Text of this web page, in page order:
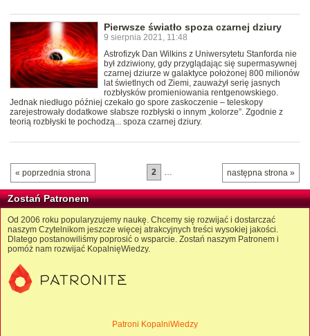
Pierwsze światło spoza czarnej dziury
9 sierpnia 2021, 11:48
Astrofizyk Dan Wilkins z Uniwersytetu Stanforda nie
był zdziwiony, gdy przyglądając się supermasywnej
czarnej dziurze w galaktyce położonej 800 milionów
lat świetlnych od Ziemi, zauważył serię jasnych
rozbłysków promieniowania rentgenowskiego.
Jednak niedługo później czekało go spore zaskoczenie – teleskopy
zarejestrowały dodatkowe słabsze rozbłyski o innym „kolorze”. Zgodnie z
teorią rozbłyski te pochodzą... spoza czarnej dziury.
« poprzednia strona następna strona »
2 …
Zostań Patronem
Od 2006 roku popularyzujemy naukę. Chcemy się rozwijać i dostarczać
naszym Czytelnikom jeszcze więcej atrakcyjnych treści wysokiej jakości.
Dlatego postanowiliśmy poprosić o wsparcie. Zostań naszym Patronem i
pomóż nam rozwijać KopalnięWiedzy.
Patroni KopalniWiedzy